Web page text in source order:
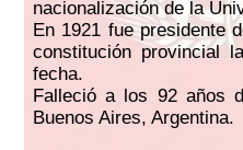
nacionalización de la
En 1921 fue presidente
constitución provincial
fecha.
Falleció a los 92 años
Buenos Aires, Argentina.